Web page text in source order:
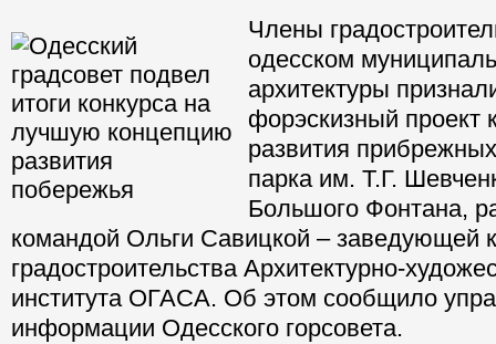
Члены
одесском
архитектуры
форэскизный проект
развития
парка им. Т.Г.
Большого Фонтана,
командой Ольги Савицкой – заведующей
градостроительства Архитектурно-
института ОГАСА. Об этом сообщило
информации Одесского горсовета.